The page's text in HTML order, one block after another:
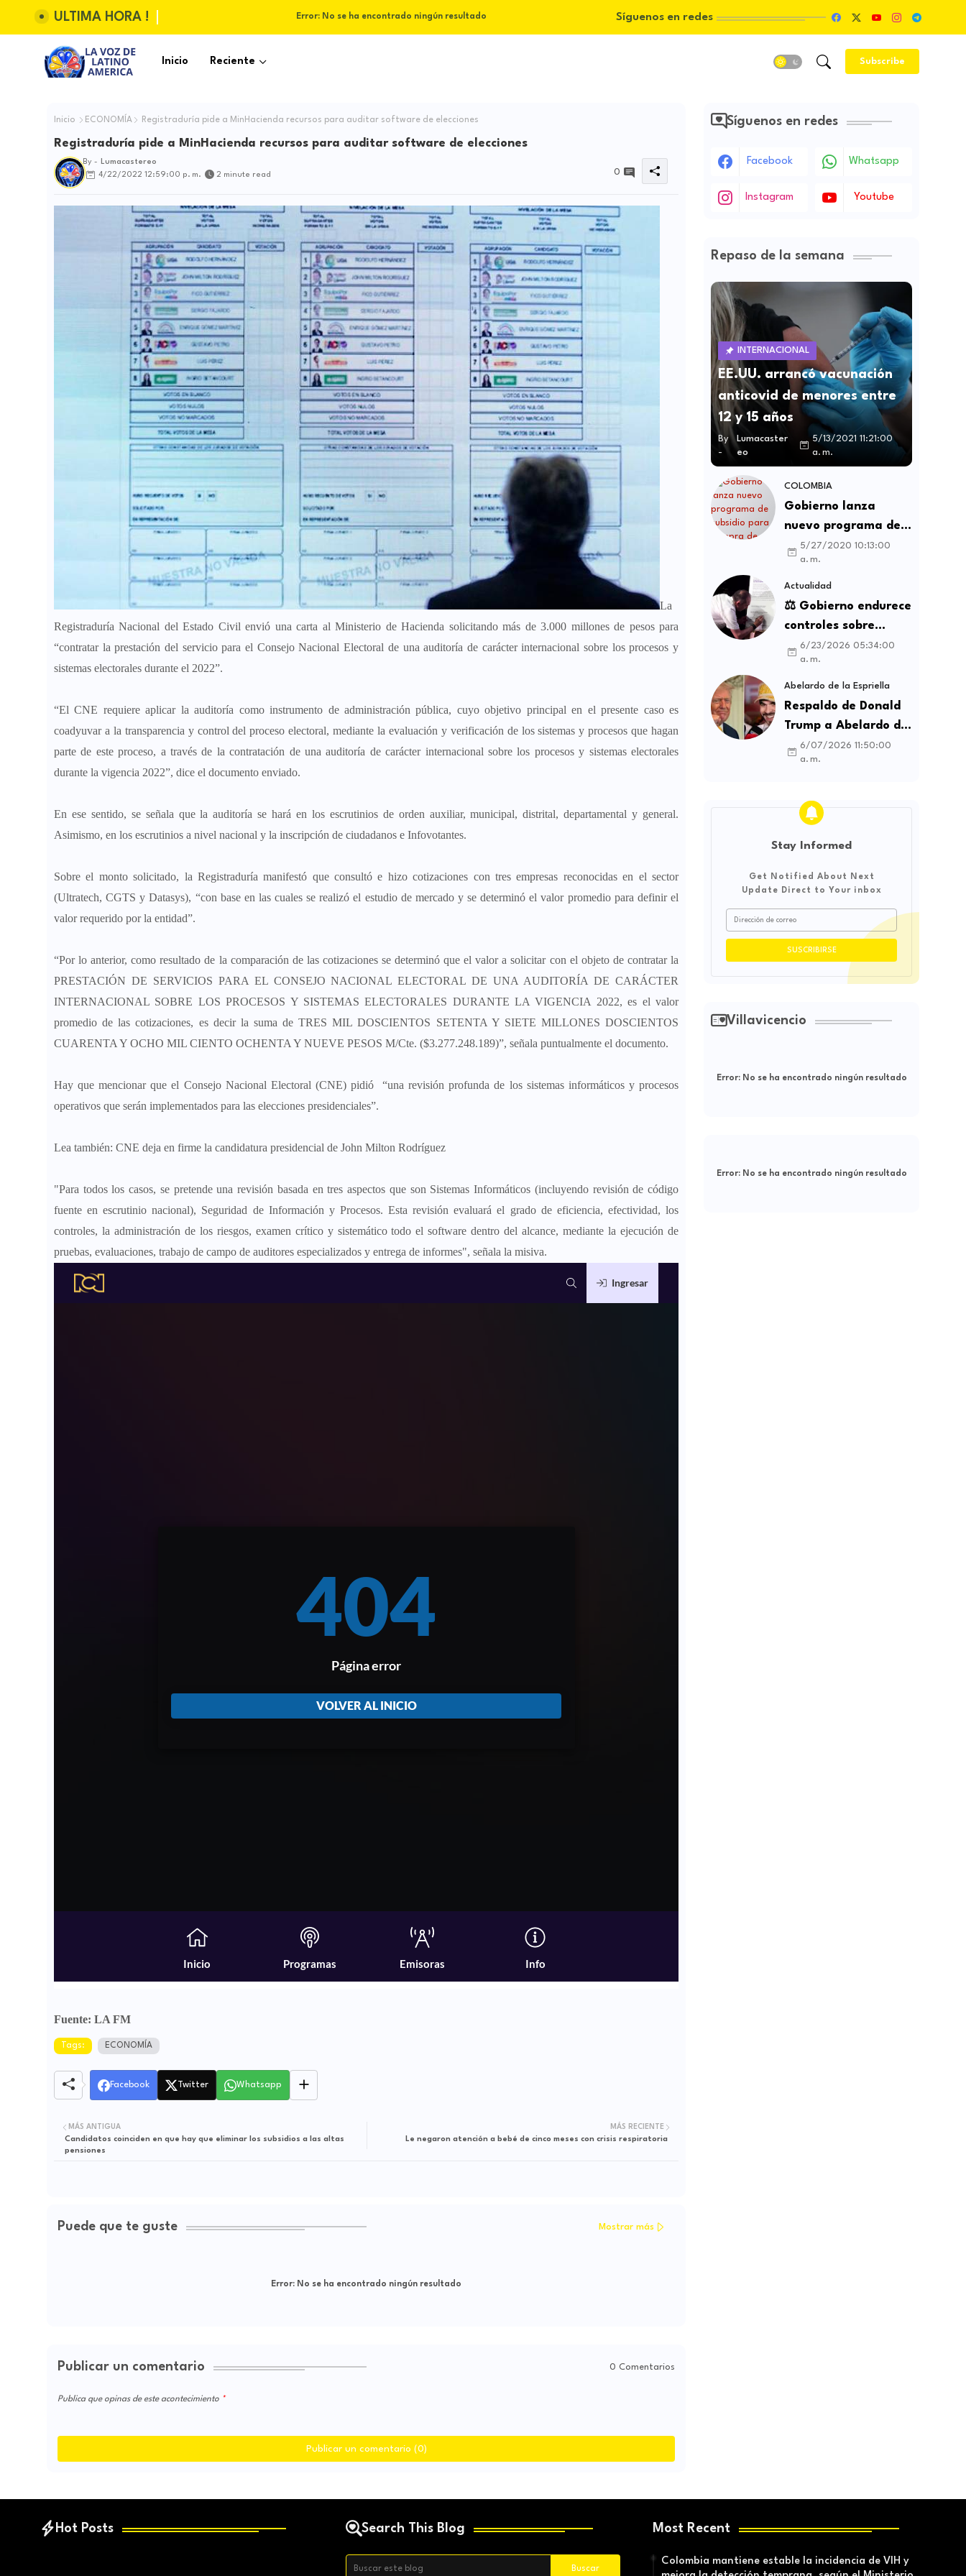
ULTIMA HORA ! Error: No se ha encontrado ningún resultado Síguenos en redes
Inicio Reciente Subscribe
Inicio ECONOMÍA Registraduría pide a MinHacienda recursos para auditar software de elecciones
Registraduría pide a MinHacienda recursos para auditar software de elecciones
By -
Lumacastereo
4/22/2022 12:59:00 p. m.
2 minute read 0
La
Registraduría Nacional del Estado Civil envió una carta al Ministerio de Hacienda solicitando más de 3.000 millones de pesos para
“contratar la prestación del servicio para el Consejo Nacional Electoral de una auditoría de carácter internacional sobre los procesos y
sistemas electorales durante el 2022”.
“El CNE requiere aplicar la auditoría como instrumento de administración pública, cuyo objetivo principal en el presente caso es
coadyuvar a la transparencia y control del proceso electoral, mediante la evaluación y verificación de los sistemas y procesos que hagan
parte de este proceso, a través de la contratación de una auditoría de carácter internacional sobre los procesos y sistemas electorales
durante la vigencia 2022”, dice el documento enviado.
En ese sentido, se señala que la auditoría se hará en los escrutinios de orden auxiliar, municipal, distrital, departamental y general.
Asimismo, en los escrutinios a nivel nacional y la inscripción de ciudadanos e Infovotantes.
Sobre el monto solicitado, la Registraduría manifestó que consultó e hizo cotizaciones con tres empresas reconocidas en el sector
(Ultratech, CGTS y Datasys), “con base en las cuales se realizó el estudio de mercado y se determinó el valor promedio para definir el
valor requerido por la entidad”.
“Por lo anterior, como resultado de la comparación de las cotizaciones se determinó que el valor a solicitar con el objeto de contratar la
PRESTACIÓN DE SERVICIOS PARA EL CONSEJO NACIONAL ELECTORAL DE UNA AUDITORÍA DE CARÁCTER
INTERNACIONAL SOBRE LOS PROCESOS Y SISTEMAS ELECTORALES DURANTE LA VIGENCIA 2022, es el valor
promedio de las cotizaciones, es decir la suma de TRES MIL DOSCIENTOS SETENTA Y SIETE MILLONES DOSCIENTOS
CUARENTA Y OCHO MIL CIENTO OCHENTA Y NUEVE PESOS M/Cte. ($3.277.248.189)”, señala puntualmente el documento.
Hay que mencionar que el Consejo Nacional Electoral (CNE) pidió “una revisión profunda de los sistemas informáticos y procesos
operativos que serán implementados para las elecciones presidenciales”.
Lea también: CNE deja en firme la candidatura presidencial de John Milton Rodríguez
"Para todos los casos, se pretende una revisión basada en tres aspectos que son Sistemas Informáticos (incluyendo revisión de código
fuente en escrutinio nacional), Seguridad de Información y Procesos. Esta revisión evaluará el grado de eficiencia, efectividad, los
controles, la administración de los riesgos, examen crítico y sistemático todo el software dentro del alcance, mediante la ejecución de
pruebas, evaluaciones, trabajo de campo de auditores especializados y entrega de informes", señala la misiva.
Fuente: LA FM
Tags: ECONOMÍA
Facebook Twitter Whatsapp
MÁS RECIENTE
Le negaron atención a bebé de cinco meses con crisis respiratoria
MÁS ANTIGUA
Candidatos coinciden en que hay que eliminar los subsidios a las altas
pensiones
Puede que te guste Mostrar más
Error: No se ha encontrado ningún resultado
Publicar un comentario 0 Comentarios
Publica que opinas de este acontecimiento
Publicar un comentario (0)
Síguenos en redes
Facebook Whatsapp
Instagram Youtube
Repaso de la semana
INTERNACIONAL
EE.UU. arrancó vacunación
anticovid de menores entre
12 y 15 años
By
-
Lumacaster
eo
5/13/2021 11:21:00
a. m.
COLOMBIA
Gobierno lanza
nuevo programa de
subsidio para compra
de vivienda VIS y no
VIS
5/27/2020 10:13:00
a. m.
Actualidad
⚖️ Gobierno endurece
controles sobre
contratos sindicales
y busca frenar la
intermediación
laboral ilegal
6/23/2026 05:34:00
a. m.
Abelardo de la Espriella
Respaldo de Donald
Trump a Abelardo de
la Espriella genera
debate sobre
influencia
internacional
6/07/2026 11:50:00
a. m.
Stay Informed
Get Notified About Next
Update Direct to Your inbox
Villavicencio
Error:No se ha encontrado ningún resultado
Error:No se ha encontrado ningún resultado
Hot Posts Search This Blog Most Recent
Colombia mantiene estable la incidencia de VIH y